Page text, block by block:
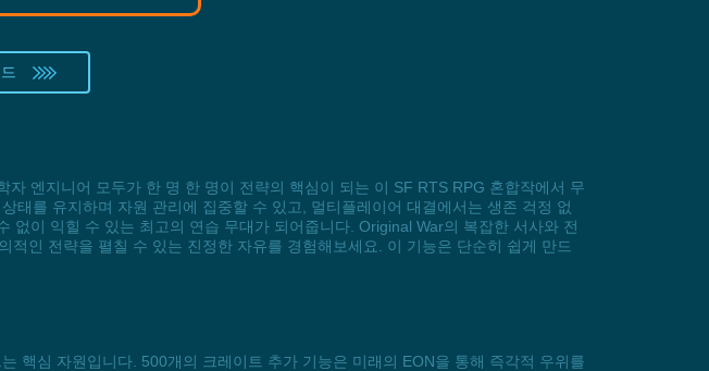
엔지니어 모두가 한 명 한 명이 전략의 핵심이 되는 이 SF RTS RPG 혼합작에서 무
태를 유지하며 자원 관리에 집중할 수 있고, 멀티플레이어 대결에서는 생존 걱정 없
이 익힐 수 있는 최고의 연습 무대가 되어줍니다. Original War의 복잡한 서사와 전
인 전략을 펼칠 수 있는 진정한 자유를 경험해보세요. 이 기능은 단순히 쉽게 만드
핵심 자원입니다. 500개의 크레이트 추가 기능은 미래의 EON을 통해 즉각적 우위를